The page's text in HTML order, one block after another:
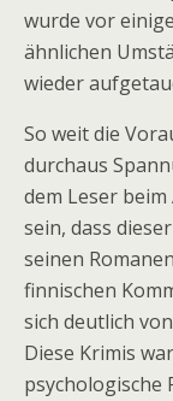
wurde vor
ähnlichen
wieder
So weit die
durchaus
dem Leser
sein, dass
seinen
finnischen
sich deutlich
Diese Krimis
psychologische